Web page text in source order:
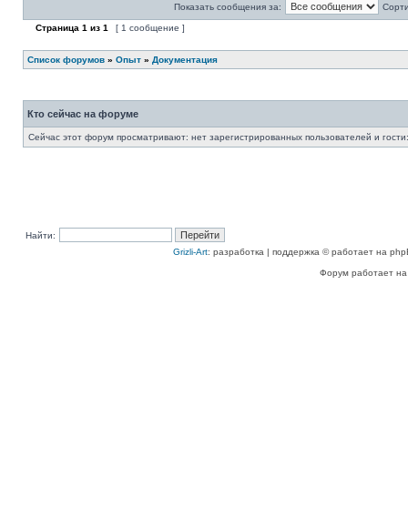
Показать сообщения за:
Страница 1 из 1 [ 1 сообщение ]
Список форумов » Опыт » Документация
Кто сейчас на форуме
Сейчас этот форум просматривают: нет зарегистрированных пользователей и
Найти:
Grizli-Art: разработка | поддержка © работает на
Форум работает